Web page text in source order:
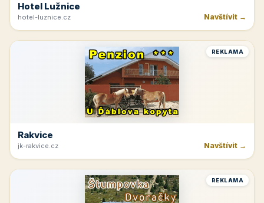
Hotel Lužnice
hotel-luznice.cz Navštívit →
REKLAMA
Rakvice
jk-rakvice.cz Navštívit →
REKLAMA